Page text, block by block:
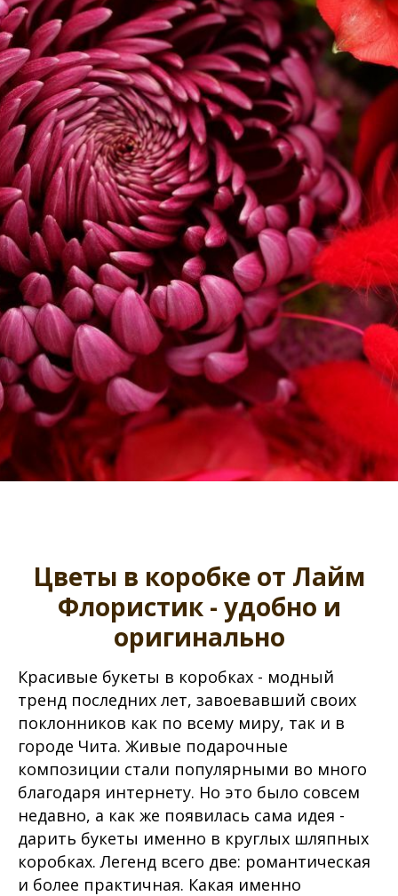
Цветы в коробке от Лайм
Флористик - удобно и
оригинально
Красивые букеты в коробках - модный
тренд последних лет, завоевавший своих
поклонников как по всему миру, так и в
городе Чита. Живые подарочные
композиции стали популярными во много
благодаря интернету. Но это было совсем
недавно, а как же появилась сама идея -
дарить букеты именно в круглых шляпных
коробках. Легенд всего две: романтическая
и более практичная. Какая именно